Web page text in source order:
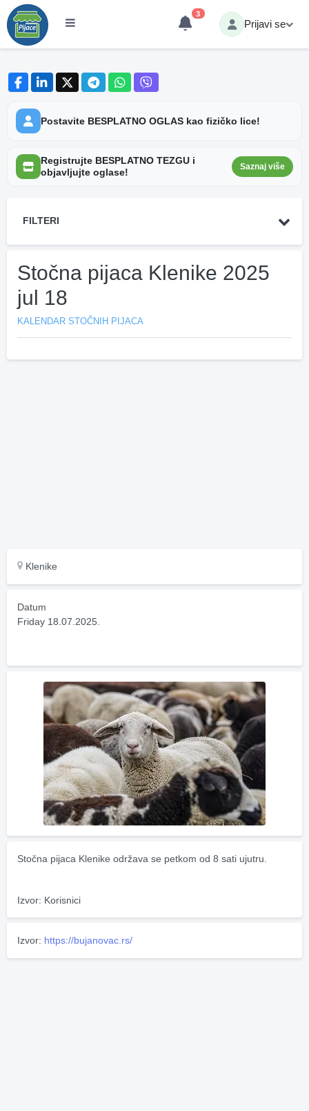
3
Prijavi se
Postavite BESPLATNO OGLAS kao fizičko lice!
Registrujte BESPLATNO TEZGU i
objavljujte oglase!
Saznaj više
FILTERI
Stočna pijaca Klenike 2025
jul 18
KALENDAR STOČNIH PIJACA
Klenike
Datum
Friday 18.07.2025.
Stočna pijaca Klenike održava se petkom od 8 sati ujutru.
Izvor: Korisnici
Izvor: https://bujanovac.rs/